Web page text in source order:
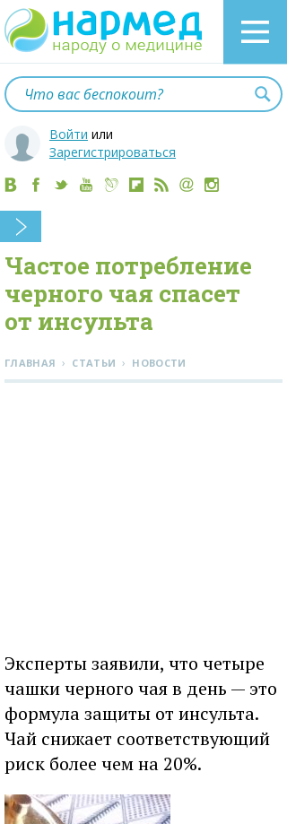
Войти или
Зарегистрироваться
Частое потребление
черного чая спасет
от инсульта
ГЛАВНАЯ › СТАТЬИ › НОВОСТИ
Эксперты заявили, что четыре
чашки черного чая в день — это
формула защиты от инсульта.
Чай снижает соответствующий
риск более чем на 20%.